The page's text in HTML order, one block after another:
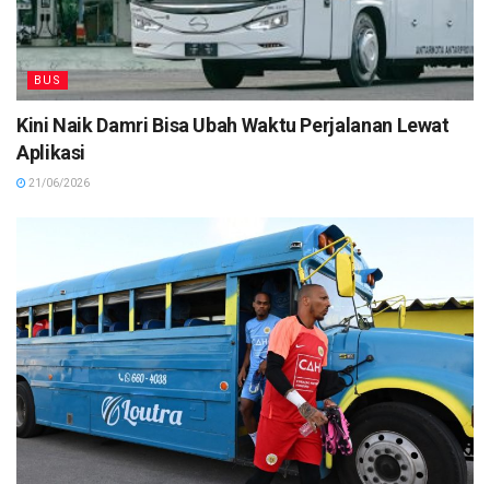
BUS
Kini Naik Damri Bisa Ubah Waktu Perjalanan Lewat
Aplikasi
21/06/2026